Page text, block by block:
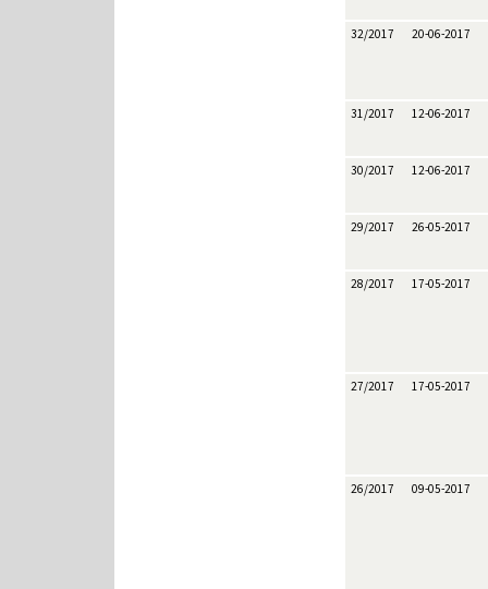
32/2017 20-06-2017
31/2017 12-06-2017
30/2017 12-06-2017
29/2017 26-05-2017
28/2017 17-05-2017
27/2017 17-05-2017
26/2017 09-05-2017